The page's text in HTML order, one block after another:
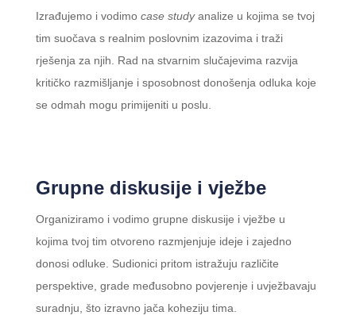
Izrađujemo i vodimo case studyanalize u kojima se tvoj
tim suočava s realnim poslovnim izazovima i traži
rješenja za njih. Rad na stvarnim slučajevima razvija
kritičko razmišljanje i sposobnost donošenja odluka koje
se odmah mogu primijeniti u poslu.
Grupne diskusije i vježbe
Organiziramo i vodimo grupne diskusije i vježbe u
kojima tvoj tim otvoreno razmjenjuje ideje i zajedno
donosi odluke. Sudionici pritom istražuju različite
perspektive, grade međusobno povjerenje i uvježbavaju
suradnju, što izravno jača koheziju tima.